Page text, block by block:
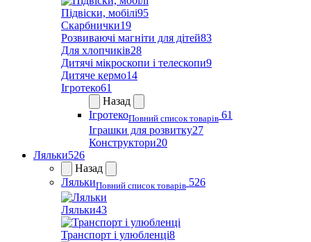
Підвіски, мобілі95
Скарбнички19
Розвиваючі магніти для дітей83
Для хлопчиків28
Дитячі мікроскопи і телескопи9
Дитяче кермо14
Ігротеко61
Назад
ІгротекоПовний список товарів 61
Іграшки для розвитку27
Конструктори20
Ляльки526
Назад
ЛялькиПовний список товарів 526
Ляльки43
Транспорт і улюбленці8